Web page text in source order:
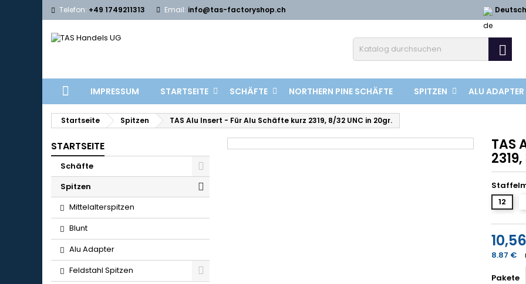
Telefon: +49 1749211313 Email: info@tas-factoryshop.ch Deutsch

IMPRESSUM STARTSEITE SCHÄFTE NORTHERN PINE SCHÄFTE SPITZEN ALU ADAPTER
Startseite Spitzen TAS Alu Insert - Für Alu Schäfte kurz 2319, 8/32 UNC in 20gr.
STARTSEITE
Schäfte
Spitzen
Mittelalterspitzen
Blunt
Alu Adapter
Feldstahl Spitzen
TAS
12
8.87 €
Pakete